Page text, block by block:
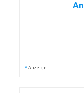
* Anzeige